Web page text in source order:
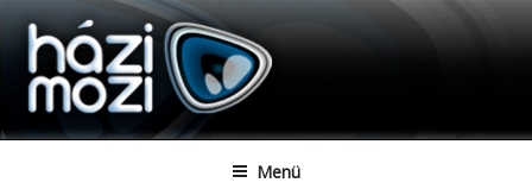
Tartalomhoz
HAZIMOZI
Menü